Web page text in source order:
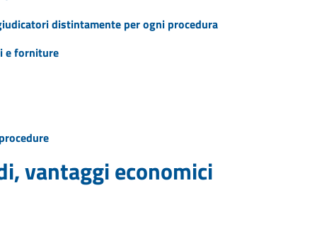
distintamente per ogni procedura
e forniture
vantaggi economici